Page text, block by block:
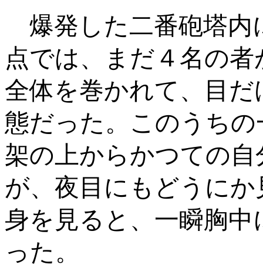
爆発した二番砲塔内
点では、まだ４名の
全体を巻かれて、目
態だった。このうち
架の上からかつての
が、夜目にもどうに
身を見ると、一瞬胸
った。